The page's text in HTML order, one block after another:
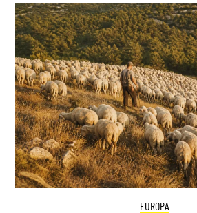
EUROPA